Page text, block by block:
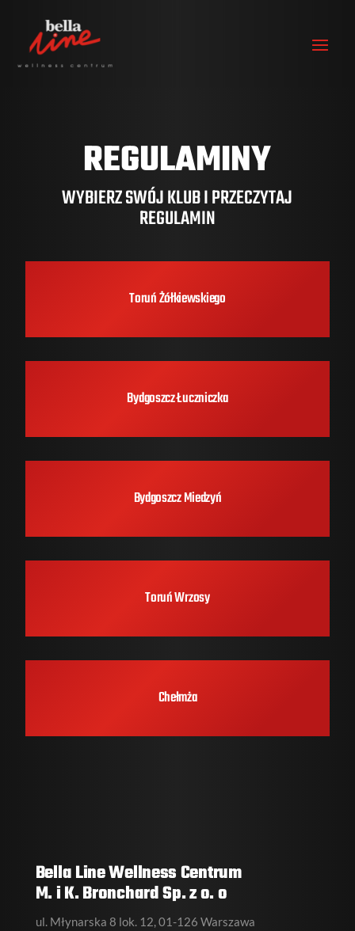
REGULAMINY
WYBIERZ SWÓJ KLUB I PRZECZYTAJ
REGULAMIN
Toruń Żółkiewskiego
Bydgoszcz Łuczniczka
Bydgoszcz Miedzyń
Toruń Wrzosy
Chełmża
Bella Line Wellness Centrum
M. i K. Bronchard Sp. z o. o
ul. Młynarska 8 lok. 12, 01-126 Warszawa